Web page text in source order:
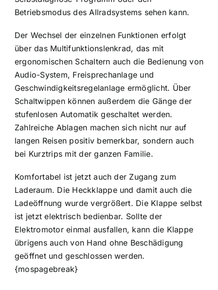
Betriebsmodus des Allradsystems sehen kann.
Der Wechsel der einzelnen Funktionen erfolgt
über das Multifunktionslenkrad, das mit
ergonomischen Schaltern auch die Bedienung von
Audio-System, Freisprechanlage und
Geschwindigkeitsregelanlage ermöglicht. Über
Schaltwippen können außerdem die Gänge der
stufenlosen Automatik geschaltet werden.
Zahlreiche Ablagen machen sich nicht nur auf
langen Reisen positiv bemerkbar, sondern auch
bei Kurztrips mit der ganzen Familie.
Komfortabel ist jetzt auch der Zugang zum
Laderaum. Die Heckklappe und damit auch die
Ladeöffnung wurde vergrößert. Die Klappe selbst
ist jetzt elektrisch bedienbar. Sollte der
Elektromotor einmal ausfallen, kann die Klappe
übrigens auch von Hand ohne Beschädigung
geöffnet und geschlossen werden.
{mospagebreak}